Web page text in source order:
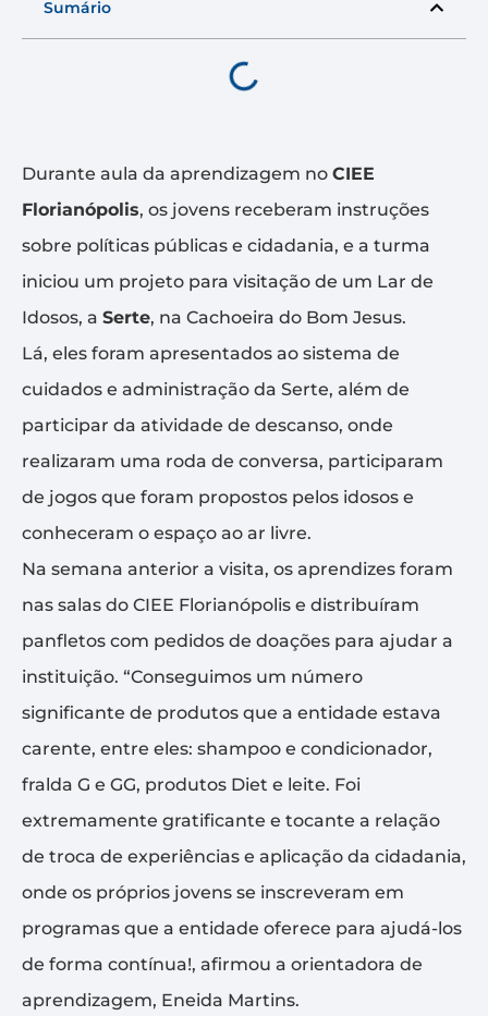
Sumário
Durante aula da aprendizagem no CIEE
Florianópolis, os jovens receberam instruções
sobre políticas públicas e cidadania, e a turma
iniciou um projeto para visitação de um Lar de
Idosos, a Serte, na Cachoeira do Bom Jesus.
Lá, eles foram apresentados ao sistema de
cuidados e administração da Serte, além de
participar da atividade de descanso, onde
realizaram uma roda de conversa, participaram
de jogos que foram propostos pelos idosos e
conheceram o espaço ao ar livre.
Na semana anterior a visita, os aprendizes foram
nas salas do CIEE Florianópolis e distribuíram
panfletos com pedidos de doações para ajudar a
instituição. “Conseguimos um número
significante de produtos que a entidade estava
carente, entre eles: shampoo e condicionador,
fralda G e GG, produtos Diet e leite. Foi
extremamente gratificante e tocante a relação
de troca de experiências e aplicação da cidadania,
onde os próprios jovens se inscreveram em
programas que a entidade oferece para ajudá-los
de forma contínua!, afirmou a orientadora de
aprendizagem, Eneida Martins.